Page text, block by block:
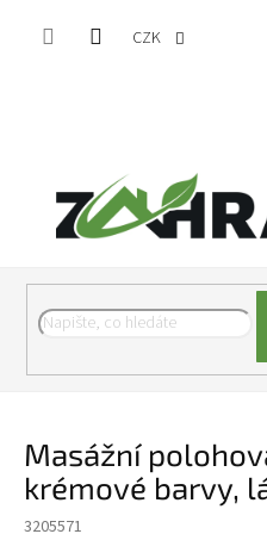
CZK
Masážní
krémové barvy,
3205571